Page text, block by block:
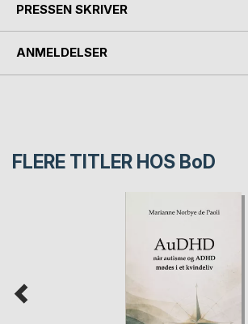
PRESSEN SKRIVER
ANMELDELSER
FLERE TITLER HOS BoD